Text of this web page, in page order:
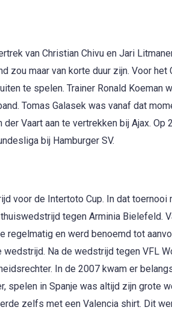
van Christian Chivu en Jari
zou maar van korte duur zijn. Voor
te spelen. Trainer Ronald Koeman
Tomas Galasek was vanaf dat
Vaart aan te vertrekken bij Ajax. Op
bij Hamburger SV.
voor de Intertoto Cup. In dat toernooi
tegen Arminia Bielefeld.
en werd benoemd tot
Na de wedstrijd tegen VFL
In de 2007 kwam er
spelen in Spanje was altijd zijn grote
zelfs met een Valencia shirt. Dit